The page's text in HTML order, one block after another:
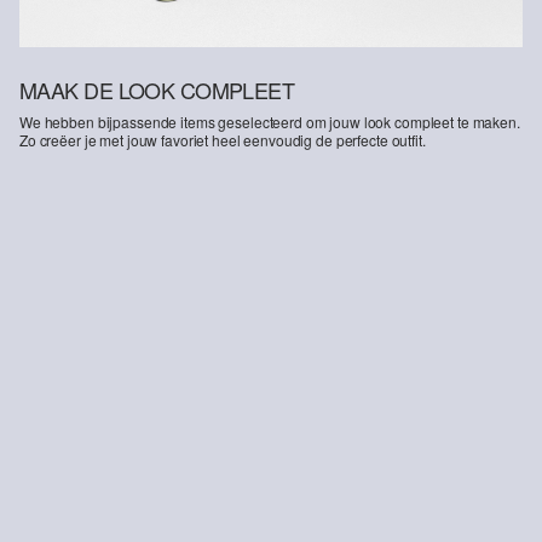
MAAK DE LOOK COMPLEET
We hebben bijpassende items geselecteerd om jouw look compleet te maken.
Zo creëer je met jouw favoriet heel eenvoudig de perfecte outfit.